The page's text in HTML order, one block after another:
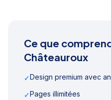
Ce que
Châteauroux
✓Design premium avec
✓Pages illimitées